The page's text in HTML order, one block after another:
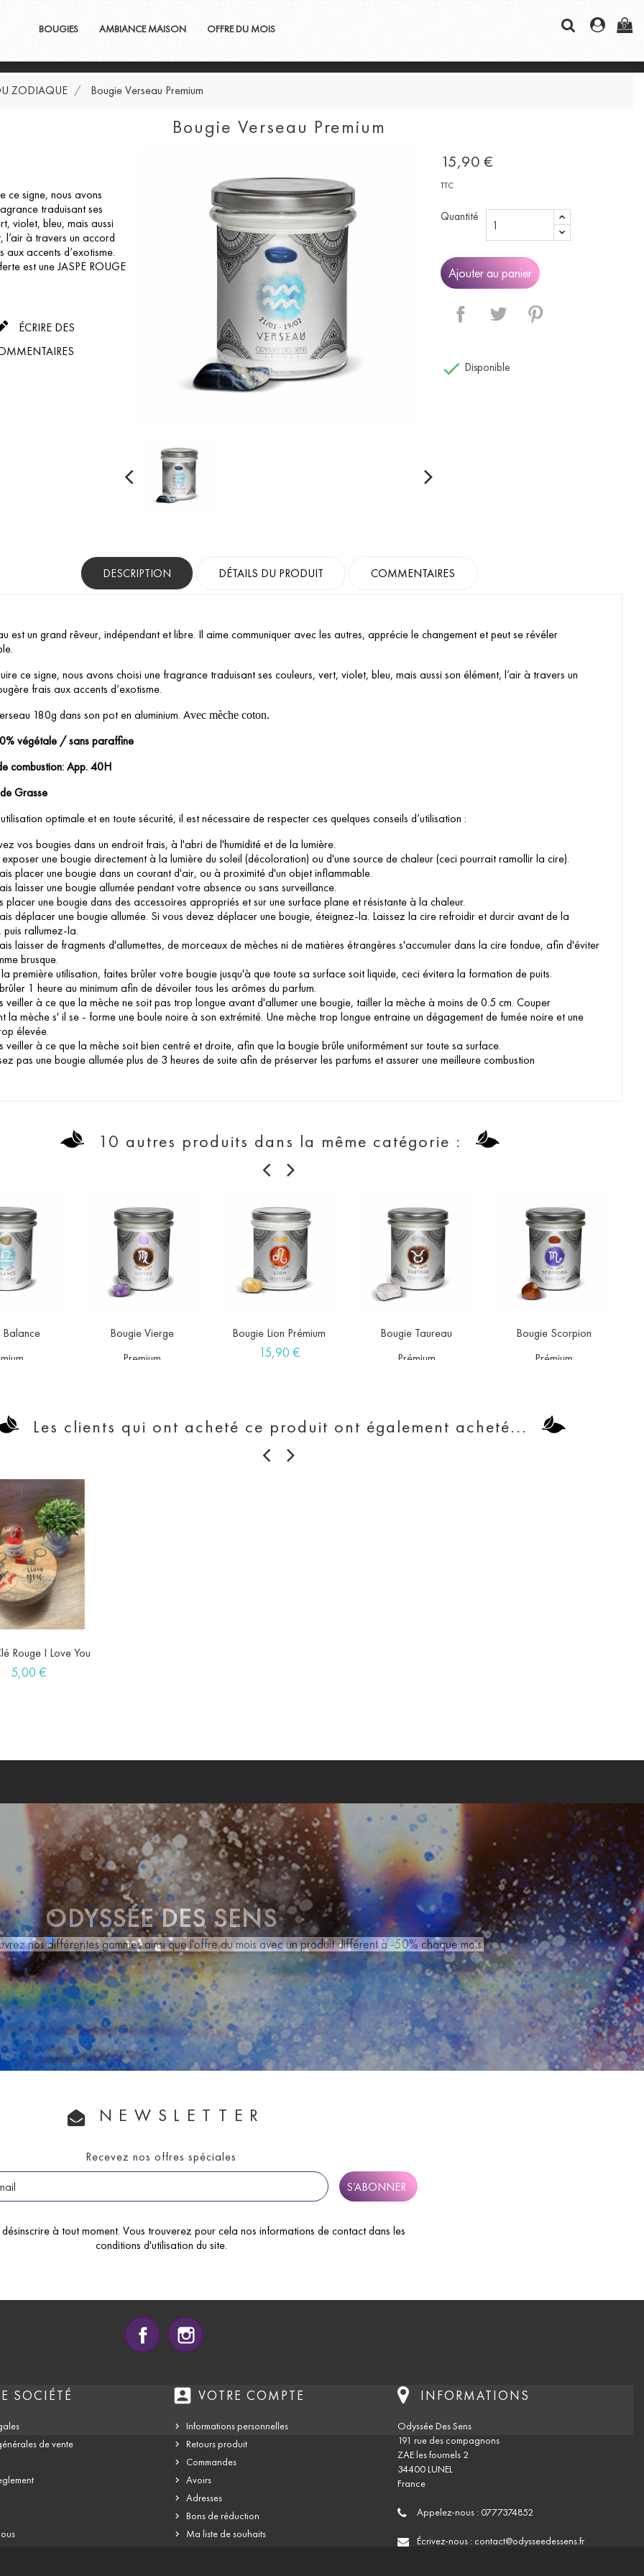
BOUGIES AMBIANCE MAISON OFFRE DU MOIS 0
ZODIAQUE Bougie Verseau Premium
ce signe, nous avons
traduisant ses
violet, bleu, mais aussi
l’air à travers un accord
aux accents d’exotisme.
est une JASPE ROUGE
ÉCRIRE DES
Bougie Verseau Premium
15,90 €
TTC
Quantité
Ajouter au panier
 Disponible
DESCRIPTION DÉTAILS DU PRODUIT COMMENTAIRES
est un grand rêveur, indépendant et libre. Il aime communiquer avec les autres, apprécie le changement et peut se révéler
ce signe, nous avons choisi une fragrance traduisant ses couleurs, vert, violet, bleu, mais aussi son élément, l’air à travers un
frais aux accents d’exotisme.
180g dans son pot en aluminium. Avec mèche coton.
végétale / sans paraffine
combustion: App. 40H
Grasse
optimale et en toute sécurité, il est nécessaire de respecter ces quelques conseils d’utilisation :
vos bougies dans un endroit frais, à l'abri de l'humidité et de la lumière.
une bougie directement à la lumière du soleil (décoloration) ou d'une source de chaleur (ceci pourrait ramollir la cire).
placer une bougie dans un courant d'air, ou à proximité d'un objet inflammable.
laisser une bougie allumée pendant votre absence ou sans surveillance.
placer une bougie dans des accessoires appropriés et sur une surface plane et résistante à la chaleur.
déplacer une bougie allumée. Si vous devez déplacer une bougie, éteignez-la. Laissez la cire refroidir et durcir avant de la
puis rallumez-la.
laisser de fragments d'allumettes, de morceaux de mèches ni de matières étrangères s'accumuler dans la cire fondue, afin d'éviter
brusque.
première utilisation, faites brûler votre bougie jusqu'à que toute sa surface soit liquide, ceci évitera la formation de puits.
1 heure au minimum afin de dévoiler tous les arômes du parfum.
veiller à ce que la mèche ne soit pas trop longue avant d'allumer une bougie, tailler la mèche à moins de 0.5 cm. Couper
la mèche s' il se - forme une boule noire à son extrémité. Une mèche trop longue entraine un dégagement de fumée noire et une
élevée.
veiller à ce que la mèche soit bien centré et droite, afin que la bougie brûle uniformément sur toute sa surface.
pas une bougie allumée plus de 3 heures de suite afin de préserver les parfums et assurer une meilleure combustion
10 autres produits dans la même catégorie :
Balance

Bougie Vierge
Premium
 Bougie Lion Prémium
Prix
15,90 €
 favorite
Bougie Taureau
Prémium

Bougie Scorpion
Prémium
 favorite
Les clients qui ont acheté ce produit ont également acheté...
Rouge I Love You
Prix
5,00 €
 favorite
ODYSSÉE DES SENS
nos différentes gammes ainsi quel'offre du moisavec un produit différent à -50% chaque mois.
NEWSLETTER
Recevez nos offres spéciales
à tout moment. Vous trouverez pour cela nos informations de contact dans les
conditions d'utilisation du site.
Facebook
SOCIÉTÉ
de vente
account_box VOTRE COMPTE
Informations personnelles
Retours produit
Commandes
Avoirs
Adresses
Bons de réduction
Ma liste de souhaits
INFORMATIONS
Odyssée Des Sens
191 rue des compagnons
ZAE les fournels 2
34400 LUNEL
France
Appelez-nous : 0777374852
Écrivez-nous : contact@odysseedessens.fr